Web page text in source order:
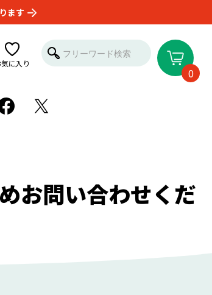
ます
0
気に入り
お問い合わせくだ